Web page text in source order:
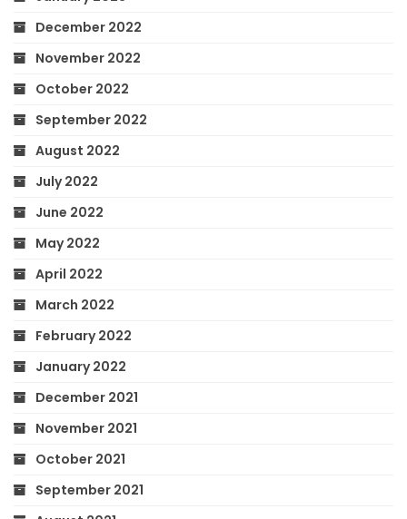
December 2022
November 2022
October 2022
September 2022
August 2022
July 2022
June 2022
May 2022
April 2022
March 2022
February 2022
January 2022
December 2021
November 2021
October 2021
September 2021